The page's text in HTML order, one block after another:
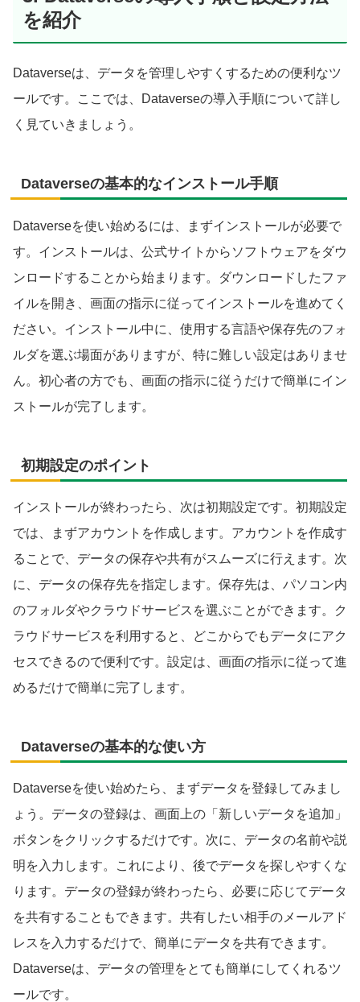
を紹介
Dataverseは、データを管理しやすくするための便利なツ
ールです。ここでは、Dataverseの導入手順について詳し
く見ていきましょう。
Dataverseの基本的なインストール手順
Dataverseを使い始めるには、まずインストールが必要で
す。インストールは、公式サイトからソフトウェアをダウ
ンロードすることから始まります。ダウンロードしたファ
イルを開き、画面の指示に従ってインストールを進めてく
ださい。インストール中に、使用する言語や保存先のフォ
ルダを選ぶ場面がありますが、特に難しい設定はありませ
ん。初心者の方でも、画面の指示に従うだけで簡単にイン
ストールが完了します。
初期設定のポイント
インストールが終わったら、次は初期設定です。初期設定
では、まずアカウントを作成します。アカウントを作成す
ることで、データの保存や共有がスムーズに行えます。次
に、データの保存先を指定します。保存先は、パソコン内
のフォルダやクラウドサービスを選ぶことができます。ク
ラウドサービスを利用すると、どこからでもデータにアク
セスできるので便利です。設定は、画面の指示に従って進
めるだけで簡単に完了します。
Dataverseの基本的な使い方
Dataverseを使い始めたら、まずデータを登録してみまし
ょう。データの登録は、画面上の「新しいデータを追加」
ボタンをクリックするだけです。次に、データの名前や説
明を入力します。これにより、後でデータを探しやすくな
ります。データの登録が終わったら、必要に応じてデータ
を共有することもできます。共有したい相手のメールアド
レスを入力するだけで、簡単にデータを共有できます。
Dataverseは、データの管理をとても簡単にしてくれるツ
ールです。